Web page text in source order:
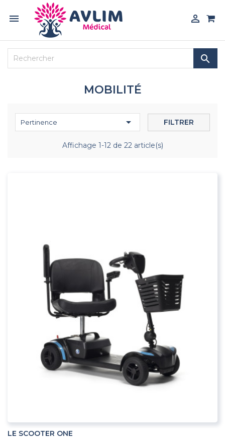
 

MOBILITÉ
Pertinence  FILTRER
Affichage 1-12 de 22 article(s)
ADD TO CART
LE SCOOTER ONE